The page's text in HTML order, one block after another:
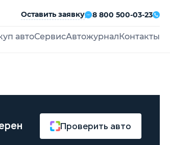
Оставить заявку 8 800 500-03-23
автоСервисАвтожурнал Контакты
Проверить авто